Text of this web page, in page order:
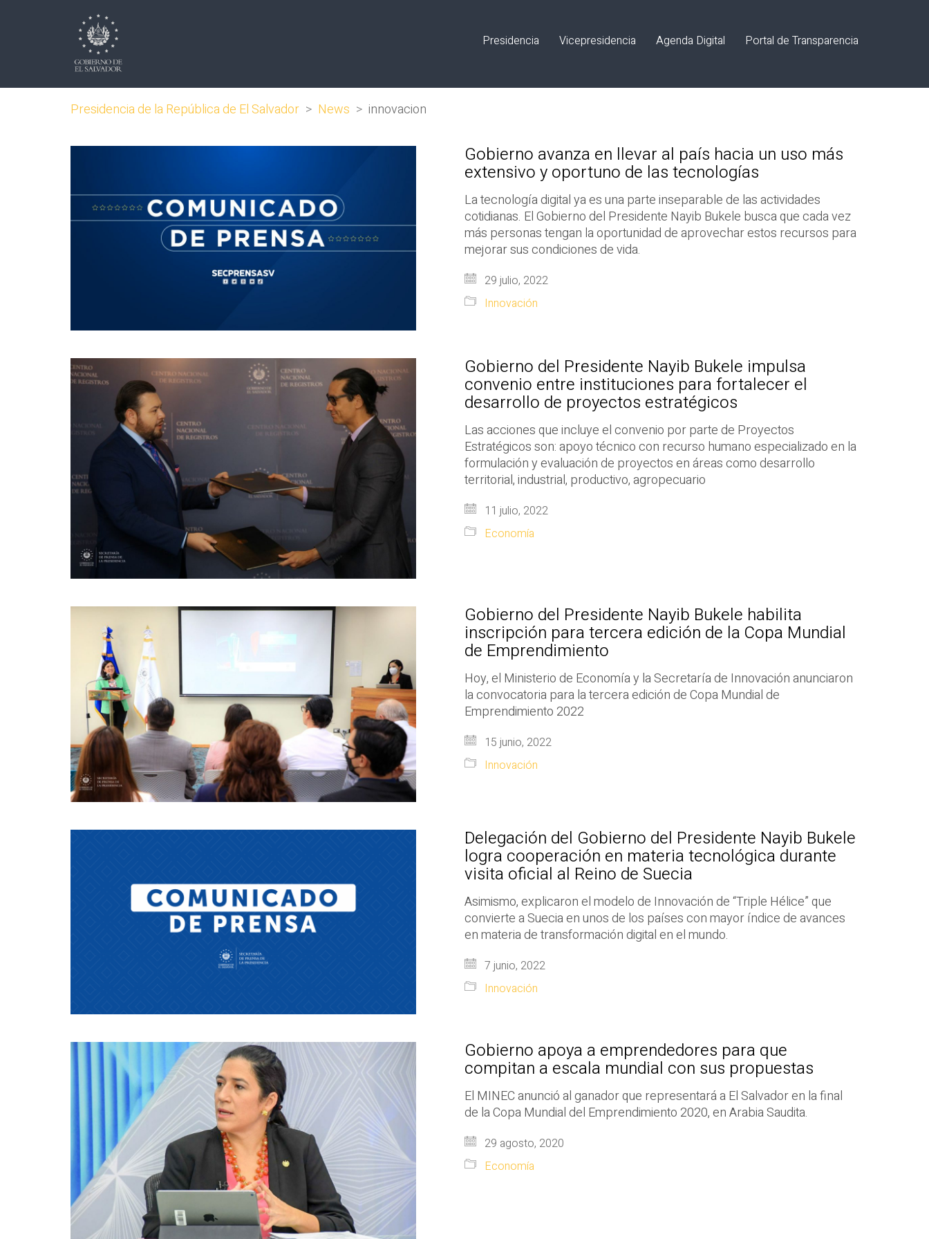
Presidencia Vicepresidencia Agenda Digital Portal de Transparencia
Presidencia de la República de El Salvador > News > innovacion
Gobierno avanza en llevar al país hacia un uso más
extensivo y oportuno de las tecnologías
La tecnología digital ya es una parte inseparable de las actividades
cotidianas. El Gobierno del Presidente Nayib Bukele busca que cada vez
más personas tengan la oportunidad de aprovechar estos recursos para
mejorar sus condiciones de vida.
29 julio, 2022
Innovación
Gobierno del Presidente Nayib Bukele impulsa
convenio entre instituciones para fortalecer el
desarrollo de proyectos estratégicos
Las acciones que incluye el convenio por parte de Proyectos
Estratégicos son: apoyo técnico con recurso humano especializado en la
formulación y evaluación de proyectos en áreas como desarrollo
territorial, industrial, productivo, agropecuario
11 julio, 2022
Economía
Gobierno del Presidente Nayib Bukele habilita
inscripción para tercera edición de la Copa Mundial
de Emprendimiento
Hoy, el Ministerio de Economía y la Secretaría de Innovación anunciaron
la convocatoria para la tercera edición de Copa Mundial de
Emprendimiento 2022
15 junio, 2022
Innovación
Delegación del Gobierno del Presidente Nayib Bukele
logra cooperación en materia tecnológica durante
visita oficial al Reino de Suecia
Asimismo, explicaron el modelo de Innovación de “Triple Hélice” que
convierte a Suecia en unos de los países con mayor índice de avances
en materia de transformación digital en el mundo.
7 junio, 2022
Innovación
Gobierno apoya a emprendedores para que
compitan a escala mundial con sus propuestas
El MINEC anunció al ganador que representará a El Salvador en la final
de la Copa Mundial del Emprendimiento 2020, en Arabia Saudita.
29 agosto, 2020
Economía